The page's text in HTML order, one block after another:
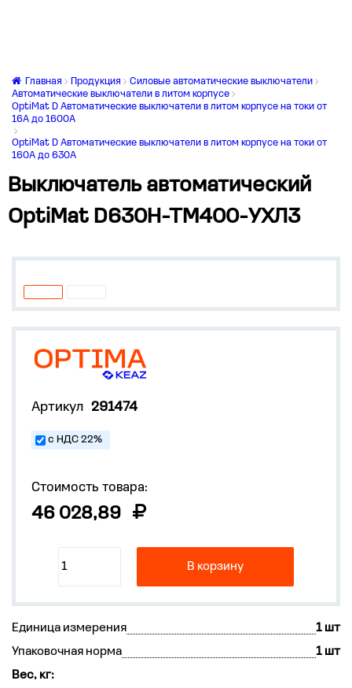
Главная Продукция
Силовые автоматические выключатели
Автоматические выключатели в литом корпусе
OptiMat D Автоматические выключатели в литом корпусе на токи от
16А до 1600А
OptiMat D Автоматические выключатели в литом корпусе на токи от
160А до 630А
Выключатель автоматический
OptiMat D630H-TM400-УХЛ3
Артикул 291474
с НДС 22%
Стоимость товара:
46 028,89
В корзину
Единица измерения
1 шт
Упаковочная норма
1 шт
Вес, кг: